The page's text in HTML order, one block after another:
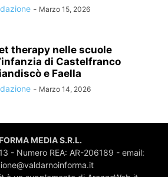
- Marzo 15, 2026
therapy nelle scuole
di Castelfranco
e Faella
- Marzo 14, 2026
MEDIA S.R.L.
- Numero REA: AR-206189 - email: